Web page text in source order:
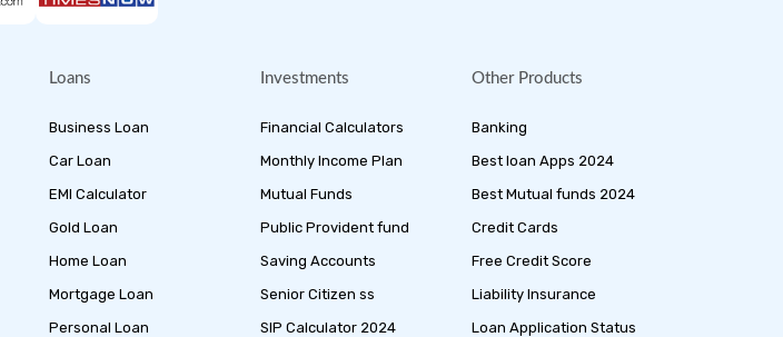
Loans
Business Loan
Car Loan
EMI Calculator
Gold Loan
Home Loan
Mortgage Loan
Personal Loan
Investments
Financial Calculators
Monthly Income Plan
Mutual Funds
Public Provident fund
Saving Accounts
Senior Citizen ss
SIP Calculator 2024
Other Products
Banking
Best loan Apps 2024
Best Mutual funds 2024
Credit Cards
Free Credit Score
Liability Insurance
Loan Application Status